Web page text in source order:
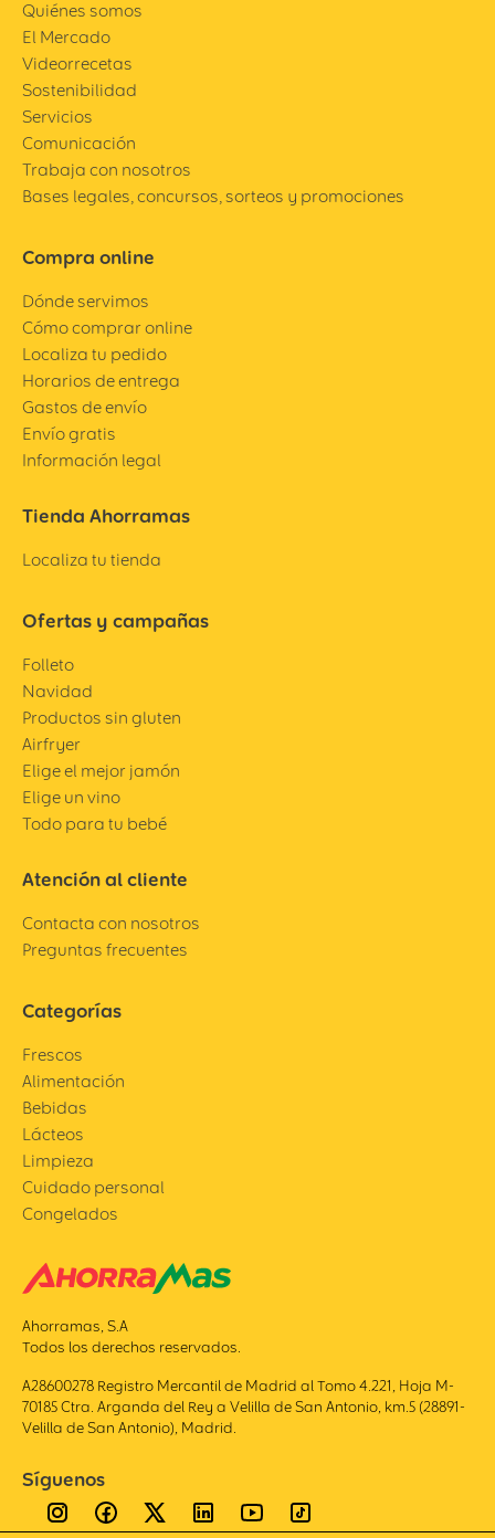
Quiénes somos
El Mercado
Videorrecetas
Sostenibilidad
Servicios
Comunicación
Trabaja con nosotros
Bases legales, concursos, sorteos y promociones
Compra online
Dónde servimos
Cómo comprar online
Localiza tu pedido
Horarios de entrega
Gastos de envío
Envío gratis
Información legal
Tienda Ahorramas
Localiza tu tienda
Ofertas y campañas
Folleto
Navidad
Productos sin gluten
Airfryer
Elige el mejor jamón
Elige un vino
Todo para tu bebé
Atención al cliente
Contacta con nosotros
Preguntas frecuentes
Categorías
Frescos
Alimentación
Bebidas
Lácteos
Limpieza
Cuidado personal
Congelados
Ahorramas, S.A
Todos los derechos reservados.
A28600278 Registro Mercantil de Madrid al Tomo 4.221, Hoja M-
70185 Ctra. Arganda del Rey a Velilla de San Antonio, km.5 (28891-
Velilla de San Antonio), Madrid.
Síguenos